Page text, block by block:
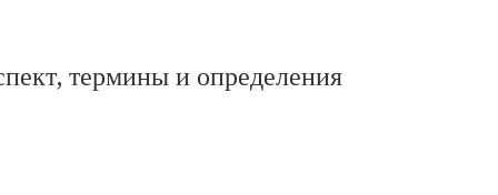
термины и определения